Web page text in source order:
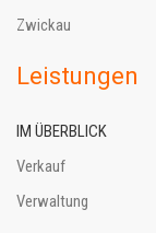
Zwickau
Leistungen
IM ÜBERBLICK
Verkauf
Verwaltung